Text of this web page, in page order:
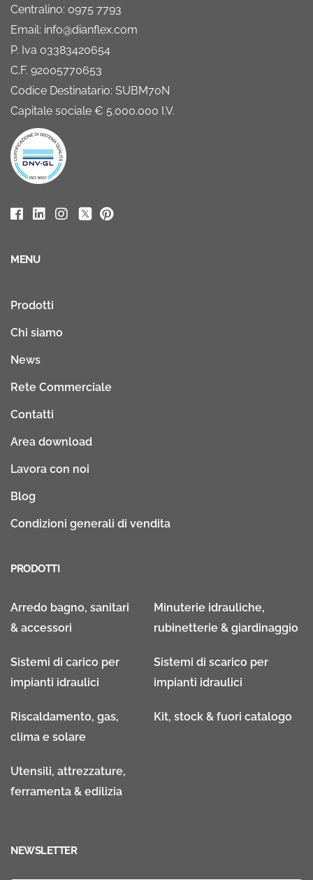
Centralino: 0975 7793
Email: info@dianflex.com
P. Iva 03383420654
C.F. 92005770653
Codice Destinatario: SUBM70N
Capitale sociale € 5.000.000 I.V.
MENU
Prodotti
Chi siamo
News
Rete Commerciale
Contatti
Area download
Lavora con noi
Blog
Condizioni generali di vendita
PRODOTTI
Arredo bagno, sanitari
& accessori
Minuterie idrauliche,
rubinetterie & giardinaggio
Sistemi di carico per
impianti idraulici
Sistemi di scarico per
impianti idraulici
Riscaldamento, gas,
clima e solare
Kit, stock & fuori catalogo
Utensili, attrezzature,
ferramenta & edilizia
NEWSLETTER